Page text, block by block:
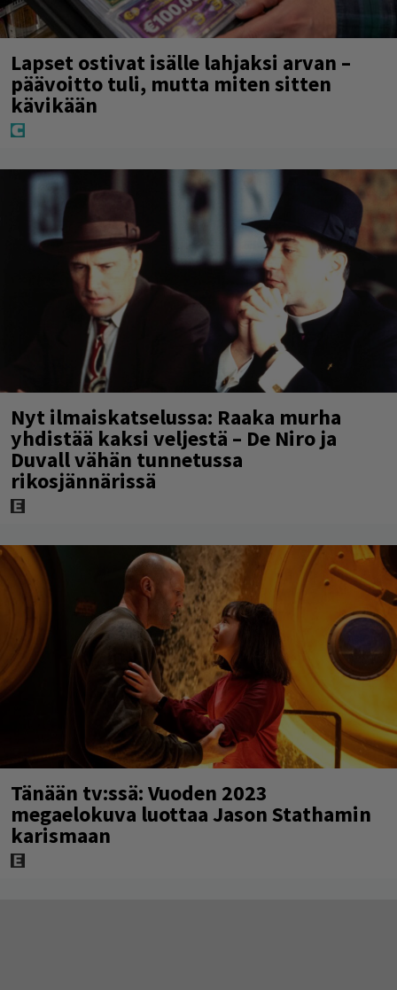
Lapset ostivat isälle lahjaksi arvan –
päävoitto tuli, mutta miten sitten
kävikään
Nyt ilmaiskatselussa: Raaka murha
yhdistää kaksi veljestä – De Niro ja
Duvall vähän tunnetussa
rikosjännärissä
Tänään tv:ssä: Vuoden 2023
megaelokuva luottaa Jason Stathamin
karismaan